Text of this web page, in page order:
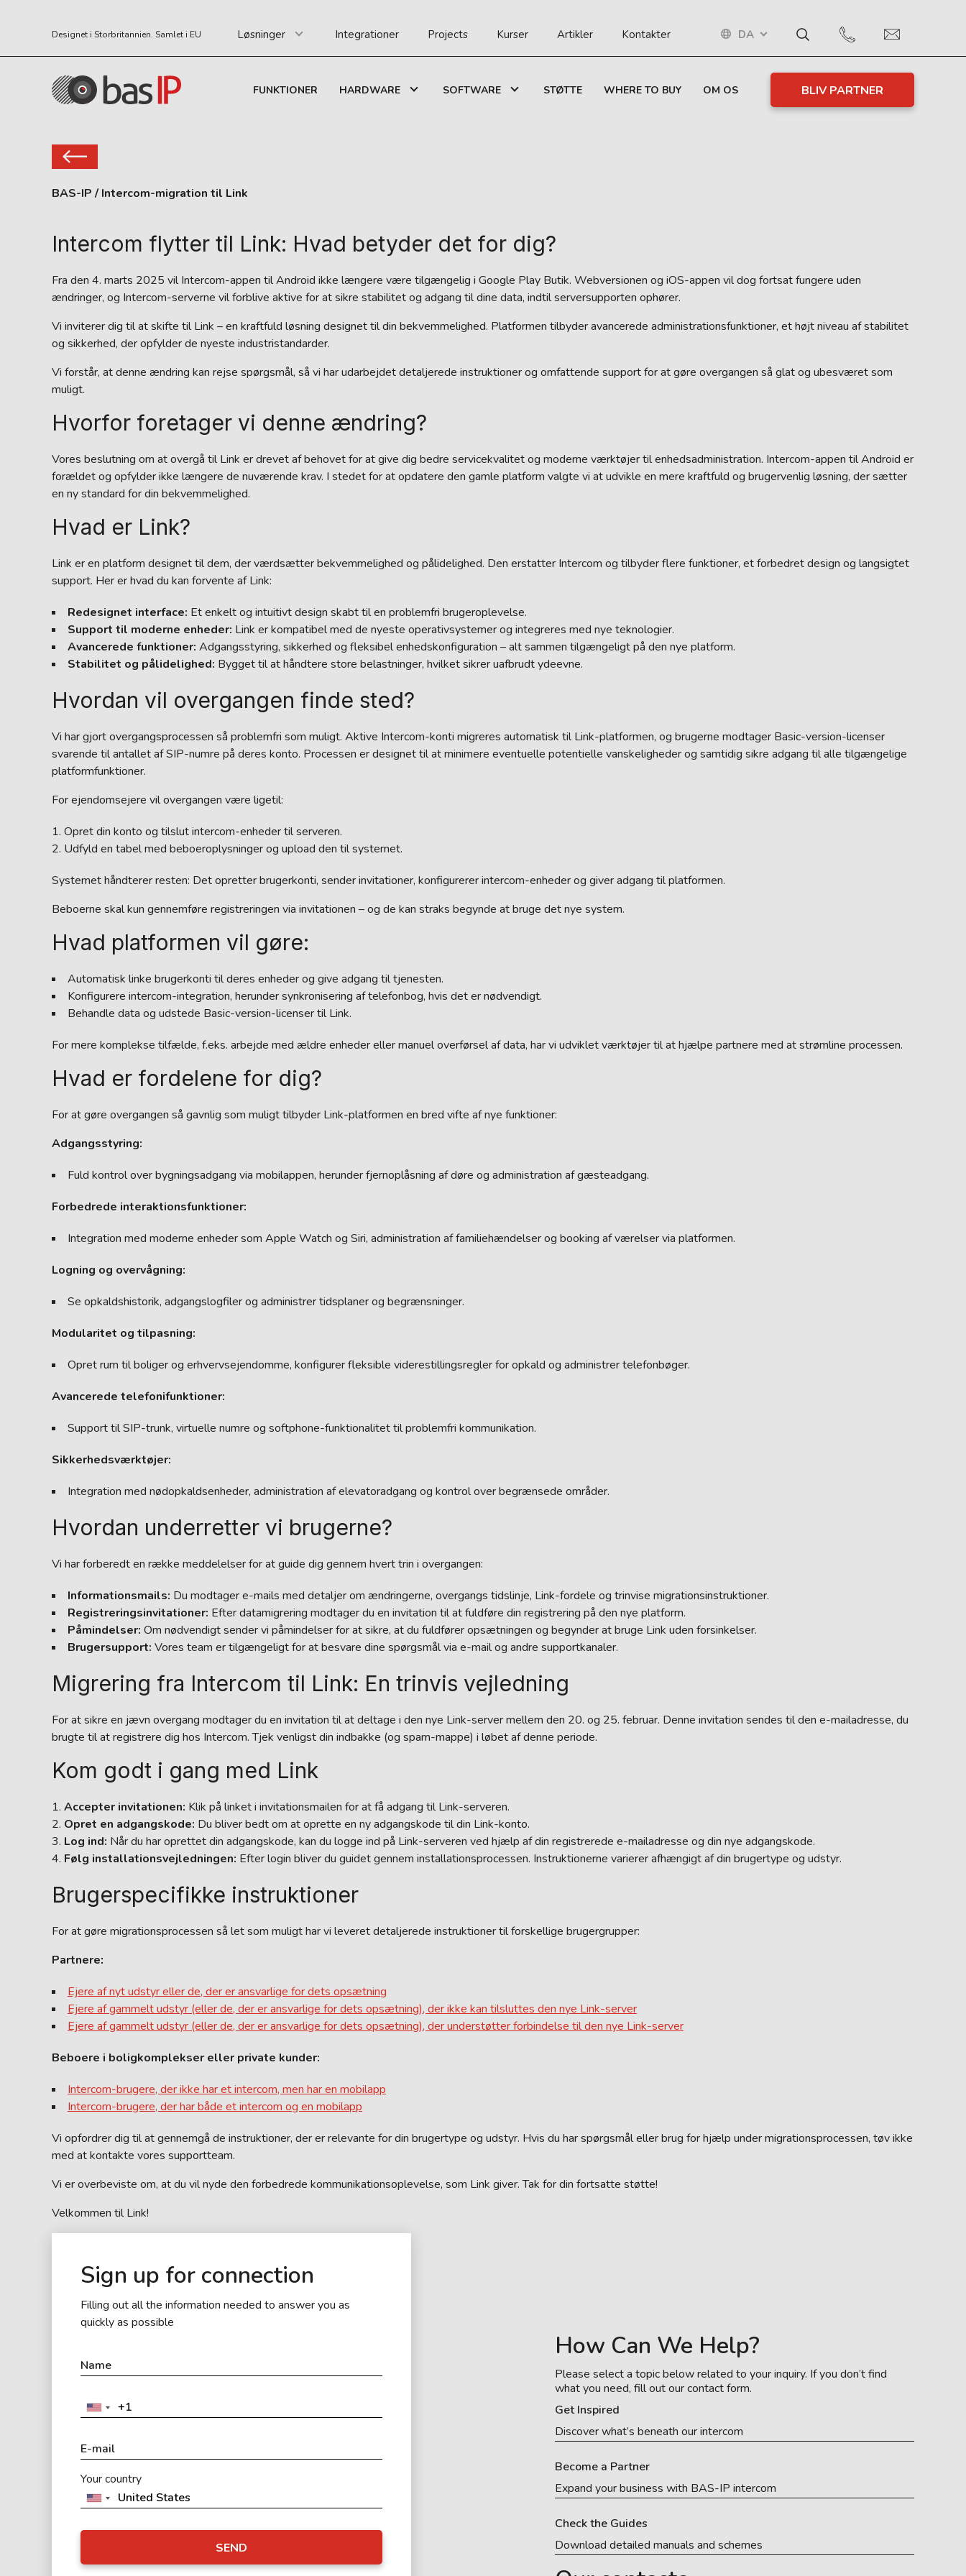
Designet i Storbritannien. Samlet i EU Løsninger Integrationer Projects Kurser Artikler Kontakter DA
FUNKTIONER HARDWARE SOFTWARE STØTTE WHERE TO BUY OM OS BLIV PARTNER
BAS-IP / Intercom-migration til Link
Intercom flytter til Link: Hvad betyder det for dig?
Fra den 4. marts 2025 vil Intercom-appen til Android ikke længere være tilgængelig i Google Play Butik. Webversionen og iOS-appen vil dog fortsat fungere uden
ændringer, og Intercom-serverne vil forblive aktive for at sikre stabilitet og adgang til dine data, indtil serversupporten ophører.
Vi inviterer dig til at skifte til Link – en kraftfuld løsning designet til din bekvemmelighed. Platformen tilbyder avancerede administrationsfunktioner, et højt niveau af stabilitet
og sikkerhed, der opfylder de nyeste industristandarder.
Vi forstår, at denne ændring kan rejse spørgsmål, så vi har udarbejdet detaljerede instruktioner og omfattende support for at gøre overgangen så glat og ubesværet som
muligt.
Hvorfor foretager vi denne ændring?
Vores beslutning om at overgå til Link er drevet af behovet for at give dig bedre servicekvalitet og moderne værktøjer til enhedsadministration. Intercom-appen til Android er
forældet og opfylder ikke længere de nuværende krav. I stedet for at opdatere den gamle platform valgte vi at udvikle en mere kraftfuld og brugervenlig løsning, der sætter
en ny standard for din bekvemmelighed.
Hvad er Link?
Link er en platform designet til dem, der værdsætter bekvemmelighed og pålidelighed. Den erstatter Intercom og tilbyder flere funktioner, et forbedret design og langsigtet
support. Her er hvad du kan forvente af Link:
Redesignet interface: Et enkelt og intuitivt design skabt til en problemfri brugeroplevelse.
Support til moderne enheder: Link er kompatibel med de nyeste operativsystemer og integreres med nye teknologier.
Avancerede funktioner: Adgangsstyring, sikkerhed og fleksibel enhedskonfiguration – alt sammen tilgængeligt på den nye platform.
Stabilitet og pålidelighed: Bygget til at håndtere store belastninger, hvilket sikrer uafbrudt ydeevne.
Hvordan vil overgangen finde sted?
Vi har gjort overgangsprocessen så problemfri som muligt. Aktive Intercom-konti migreres automatisk til Link-platformen, og brugerne modtager Basic-version-licenser
svarende til antallet af SIP-numre på deres konto. Processen er designet til at minimere eventuelle potentielle vanskeligheder og samtidig sikre adgang til alle tilgængelige
platformfunktioner.
For ejendomsejere vil overgangen være ligetil:
Opret din konto og tilslut intercom-enheder til serveren.
Udfyld en tabel med beboeroplysninger og upload den til systemet.
Systemet håndterer resten: Det opretter brugerkonti, sender invitationer, konfigurerer intercom-enheder og giver adgang til platformen.
Beboerne skal kun gennemføre registreringen via invitationen – og de kan straks begynde at bruge det nye system.
Hvad platformen vil gøre:
Automatisk linke brugerkonti til deres enheder og give adgang til tjenesten.
Konfigurere intercom-integration, herunder synkronisering af telefonbog, hvis det er nødvendigt.
Behandle data og udstede Basic-version-licenser til Link.
For mere komplekse tilfælde, f.eks. arbejde med ældre enheder eller manuel overførsel af data, har vi udviklet værktøjer til at hjælpe partnere med at strømline processen.
Hvad er fordelene for dig?
For at gøre overgangen så gavnlig som muligt tilbyder Link-platformen en bred vifte af nye funktioner:
Adgangsstyring:
Fuld kontrol over bygningsadgang via mobilappen, herunder fjernoplåsning af døre og administration af gæsteadgang.
Forbedrede interaktionsfunktioner:
Integration med moderne enheder som Apple Watch og Siri, administration af familiehændelser og booking af værelser via platformen.
Logning og overvågning:
Se opkaldshistorik, adgangslogfiler og administrer tidsplaner og begrænsninger.
Modularitet og tilpasning:
Opret rum til boliger og erhvervsejendomme, konfigurer fleksible viderestillingsregler for opkald og administrer telefonbøger.
Avancerede telefonifunktioner:
Support til SIP-trunk, virtuelle numre og softphone-funktionalitet til problemfri kommunikation.
Sikkerhedsværktøjer:
Integration med nødopkaldsenheder, administration af elevatoradgang og kontrol over begrænsede områder.
Hvordan underretter vi brugerne?
Vi har forberedt en række meddelelser for at guide dig gennem hvert trin i overgangen:
Informationsmails: Du modtager e-mails med detaljer om ændringerne, overgangs tidslinje, Link-fordele og trinvise migrationsinstruktioner.
Registreringsinvitationer: Efter datamigrering modtager du en invitation til at fuldføre din registrering på den nye platform.
Påmindelser: Om nødvendigt sender vi påmindelser for at sikre, at du fuldfører opsætningen og begynder at bruge Link uden forsinkelser.
Brugersupport: Vores team er tilgængeligt for at besvare dine spørgsmål via e-mail og andre supportkanaler.
Migrering fra Intercom til Link: En trinvis vejledning
For at sikre en jævn overgang modtager du en invitation til at deltage i den nye Link-server mellem den 20. og 25. februar. Denne invitation sendes til den e-mailadresse, du
brugte til at registrere dig hos Intercom. Tjek venligst din indbakke (og spam-mappe) i løbet af denne periode.
Kom godt i gang med Link
Accepter invitationen: Klik på linket i invitationsmailen for at få adgang til Link-serveren.
Opret en adgangskode: Du bliver bedt om at oprette en ny adgangskode til din Link-konto.
Log ind: Når du har oprettet din adgangskode, kan du logge ind på Link-serveren ved hjælp af din registrerede e-mailadresse og din nye adgangskode.
Følg installationsvejledningen: Efter login bliver du guidet gennem installationsprocessen. Instruktionerne varierer afhængigt af din brugertype og udstyr.
Brugerspecifikke instruktioner
For at gøre migrationsprocessen så let som muligt har vi leveret detaljerede instruktioner til forskellige brugergrupper:
Partnere:
Ejere af nyt udstyr eller de, der er ansvarlige for dets opsætning
Ejere af gammelt udstyr (eller de, der er ansvarlige for dets opsætning), der ikke kan tilsluttes den nye Link-server
Ejere af gammelt udstyr (eller de, der er ansvarlige for dets opsætning), der understøtter forbindelse til den nye Link-server
Beboere i boligkomplekser eller private kunder:
Intercom-brugere, der ikke har et intercom, men har en mobilapp
Intercom-brugere, der har både et intercom og en mobilapp
Vi opfordrer dig til at gennemgå de instruktioner, der er relevante for din brugertype og udstyr. Hvis du har spørgsmål eller brug for hjælp under migrationsprocessen, tøv ikke
med at kontakte vores supportteam.
Vi er overbeviste om, at du vil nyde den forbedrede kommunikationsoplevelse, som Link giver. Tak for din fortsatte støtte!
Velkommen til Link!
Sign up for connection
Filling out all the information needed to answer you as
quickly as possible
Your country
SEND
How Can We Help?
Please select a topic below related to your inquiry. If you don’t find
what you need, fill out our contact form.
Get Inspired
Discover what’s beneath our intercom
Become a Partner
Expand your business with BAS-IP intercom
Check the Guides
Download detailed manuals and schemes